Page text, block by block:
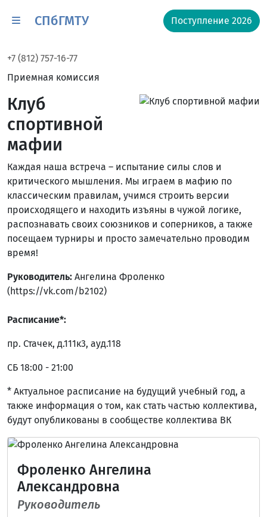
СПбГМТУ Поступление 2026
+7 (812) 757-16-77
Приемная комиссия
Клуб
спортивной
мафии
Каждая наша встреча – испытание силы слов и
критического мышления. Мы играем в мафию по
классическим правилам, учимся строить версии
происходящего и находить изъяны в чужой логике,
распознавать своих союзников и соперников, а также
посещаем турниры и просто замечательно проводим
время!
Руководитель: Ангелина Фроленко
(https://vk.com/b2102)
Расписание*:
пр. Стачек, д.111к3, ауд.118
СБ 18:00 - 21:00
* Актуальное расписание на будущий учебный год, а
также информация о том, как стать частью коллектива,
будут опубликованы в сообществе коллектива ВК
Фроленко Ангелина
Александровна
Руководитель